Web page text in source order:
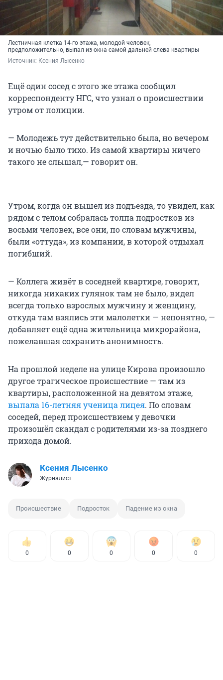
Лестничная клетка 14-го этажа, молодой человек,
предположительно, выпал из окна самой дальней слева квартиры
Источник: Ксения Лысенко
Ещё один сосед с этого же этажа сообщил
корреспонденту НГС, что узнал о происшествии
утром от полиции.
— Молодежь тут действительно была, но вечером
и ночью было тихо. Из самой квартиры ничего
такого не слышал,— говорит он.
Утром, когда он вышел из подъезда, то увидел, как
рядом с телом собралась толпа подростков из
восьми человек, все они, по словам мужчины,
были «оттуда», из компании, в которой отдыхал
погибший.
— Коллега живёт в соседней квартире, говорит,
никогда никаких гулянок там не было, видел
всегда только взрослых мужчину и женщину,
откуда там взялись эти малолетки — непонятно, —
добавляет ещё одна жительница микрорайона,
пожелавшая сохранить анонимность.
На прошлой неделе на улице Кирова произошло
другое трагическое происшествие — там из
квартиры, расположенной на девятом этаже,
выпала 16-летняя ученица лицея. По словам
соседей, перед происшествием у девочки
произошёл скандал с родителями из-за позднего
прихода домой.
Ксения Лысенко
Журналист
Происшествие Подросток Падение из окна
0 0 0 0 0